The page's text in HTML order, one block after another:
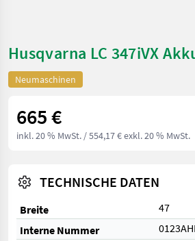
Husqvarna LC 347iVX
Neumaschinen
665 €
inkl. 20 % MwSt. / 554,17 € exkl. 20 % MwSt.
TECHNISCHE DATEN
Breite
47
Interne Nummer